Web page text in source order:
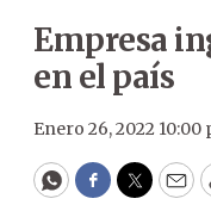
Empresa
en el país
Enero 26, 2022 10:00
WhatsApp
Facebook